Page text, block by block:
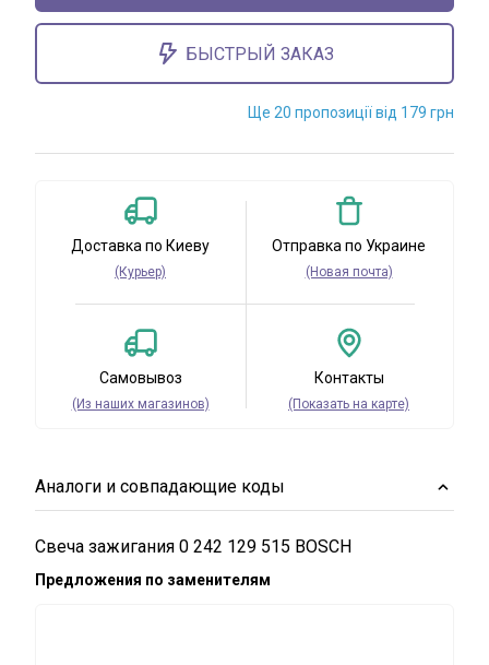
БЫСТРЫЙ ЗАКАЗ
Ще 20 пропозиції від 179 грн
Доставка по Киеву
(Курьер)
Отправка по Украине
(Новая почта)
Самовывоз
(Из наших магазинов)
Контакты
(Показать на карте)
Аналоги и совпадающие коды
Свеча зажигания 0 242 129 515 BOSCH
Предложения по заменителям